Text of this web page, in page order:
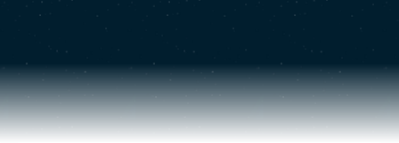
Print a book
Flyover video
Explore